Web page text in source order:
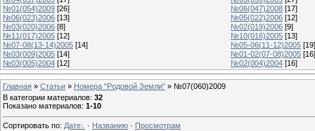
№01(054)2009 [26] №06(047)2008 [17]
№06(023)2006 [13] №05(022)2006 [12]
№03(020)2006 [8] №02(019)2006 [9]
№11(017)2005 [12] №10(016)2005 [13]
№07-08(13-14)2005 [14] №05-06(11-12)2005 [19]
№03(009)2005 [14] №01-02(07-08)2005 [16]
№03(005)2004 [12] №02(004)2004 [16]
Главная » Статьи » Номера "Родовой Земли" » №07(060)2009
В категории материалов: 32
Показано материалов: 1-10
Сортировать по: Дате · Названию · Просмотрам